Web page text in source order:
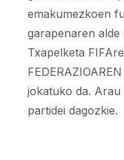
emakumezkoen
garapenaren alde
Txapelketa
jokatuko da. Arau
partidei dagozkie.